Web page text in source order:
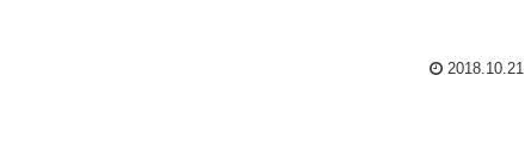
2018.10.21